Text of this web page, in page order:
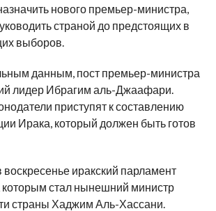
нового премьер-министра,
страной до предстоящих в
выборов.
данным, пост премьер-министра
лидер Ибрагим аль-Джаафари.
приступят к составлению
Ирака, который должен быть готов
иракский парламент
которым стал нынешний министр
страны Хаджим Аль-Хассани.